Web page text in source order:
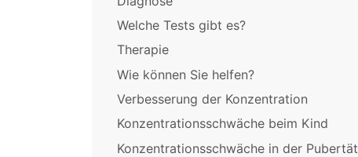
Welche Tests gibt es?
Therapie
Wie können Sie helfen?
Verbesserung der Konzentration
Konzentrationsschwäche beim Kind
Konzentrationsschwäche in der Pubertät